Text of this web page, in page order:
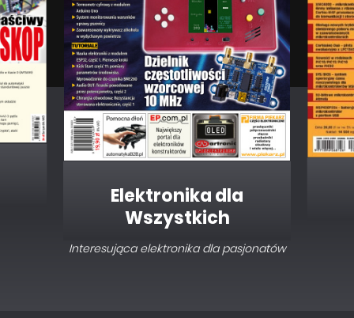
Elektronika dla
Wszystkich
Interesująca elektronika dla pasjonatów